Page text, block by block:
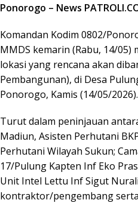
Ponorogo – News
Komandan Kodim 0802/
MMDS kemarin (Rabu, 14/
lokasi yang rencana akan
Pembangunan), di Desa
Ponorogo, Kamis (14/05/2026).
Turut dalam peninjauan
Madiun, Asisten Perhutani
Perhutani Wilayah Sukun;
17/Pulung Kapten Inf Eko
Unit Intel Lettu Inf Sigut
kontraktor/pengembang